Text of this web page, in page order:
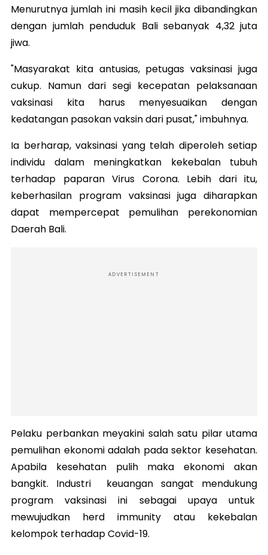
Menurutnya jumlah ini masih kecil jika dibandingkan
dengan jumlah penduduk Bali sebanyak 4,32 juta
jiwa.
"Masyarakat kita antusias, petugas vaksinasi juga
cukup. Namun dari segi kecepatan pelaksanaan
vaksinasi kita harus menyesuaikan dengan
kedatangan pasokan vaksin dari pusat," imbuhnya.
Ia berharap, vaksinasi yang telah diperoleh setiap
individu dalam meningkatkan kekebalan tubuh
terhadap paparan Virus Corona. Lebih dari itu,
keberhasilan program vaksinasi juga diharapkan
dapat mempercepat pemulihan perekonomian
Daerah Bali.
ADVERTISEMENT
Pelaku perbankan meyakini salah satu pilar utama
pemulihan ekonomi adalah pada sektor kesehatan.
Apabila kesehatan pulih maka ekonomi akan
bangkit. Industri keuangan sangat mendukung
program vaksinasi ini sebagai upaya untuk
mewujudkan herd immunity atau kekebalan
kelompok terhadap Covid-19.